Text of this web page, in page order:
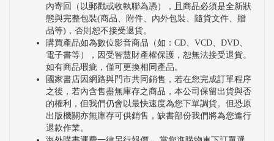
內寄回（以郵戳或收執聯為憑），且商品必須是全新狀
態與完整包裝(商品、附件、內外包裝、隨貨文件、贈
品等)，否則恕不接受退貨。
購買產品如為數位影音商品（如：CD、VCD、DVD、
電子書等），因受智慧財產權保護，恕無法接受退貨。
如有商品瑕疵，僅可更換相同產品。
國家書店因網路與門市共同銷售，若在您完成訂單程序
之後，若內含售盡無庫存之商品，本公司保留出貨與否
的權利，但我們仍會以最快速度為您下單調貨。但恐原
出版機關亦無庫存可供銷售，缺書部份我們將為您進行
退款作業。